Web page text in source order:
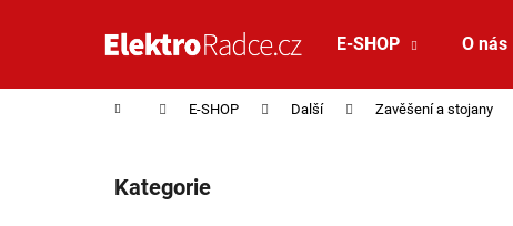
E-SHOP O nás
Domů E-SHOP Další Zavěšení a stojany
Přeskočit kategorie
Kategorie
Zpět
do
Zpět
do